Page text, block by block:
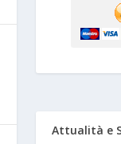
Attualità e